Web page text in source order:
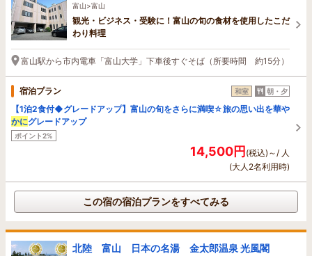
富山>富山
観光・ビジネス・受験に！富山の旬の食材を使用したこだ
わり料理
富山駅から市内電車「富山大学」下車後すぐそば（所要時間 約15分）
宿泊プラン 和室 朝・夕
【1泊2食付◆グレードアップ】富山の旬をさらに満喫☆旅の思い出を華や
かにグレードアップ
ポイント2%
14,500円(税込)～/ 人
(大人2名利用時)
この宿の宿泊プランをすべてみる
北陸 富山 日本の名湯 金太郎温泉 光風閣